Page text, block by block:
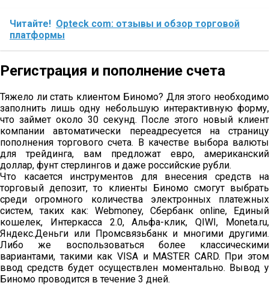
Читайте! Opteck com: отзывы и обзор торговой
платформы
Регистрация и пополнение счета
Тяжело ли стать клиентом Биномо? Для этого необходимо
заполнить лишь одну небольшую интерактивную форму,
что займет около 30 секунд. После этого новый клиент
компании автоматически переадресуется на страницу
пополнения торгового счета. В качестве выбора валюты
для трейдинга, вам предложат евро, американский
доллар, фунт стерлингов и даже российские рубли.
Что касается инструментов для внесения средств на
торговый депозит, то клиенты Биномо смогут выбрать
среди огромного количества электронных платежных
систем, таких как: Webmoney, Сбербанк online, Единый
кошелек, Интеркасса 2.0, Альфа-клик, QIWI, Moneta.ru,
Яндекс.Деньги или Промсвязьбанк и многими другими.
Либо же воспользоваться более классическими
вариантами, такими как VISA и MASTER CARD. При этом
ввод средств будет осуществлен моментально. Вывод у
Биномо проводится в течение 3 дней.